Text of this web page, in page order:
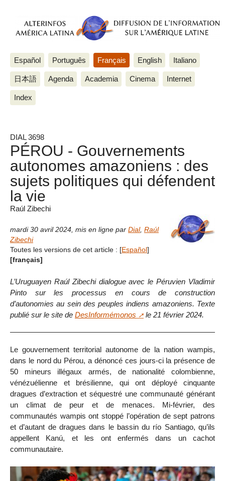
Español Português Français English Italiano
日本語 Agenda Academia Cinema Internet
Index
DIAL 3698
PÉROU - Gouvernements
autonomes amazoniens : des
sujets politiques qui défendent
la vie
Raúl Zibechi
mardi 30 avril 2024 mis en ligne par Dial, Raúl
Zibechi
Toutes les versions de cet article : [Español]
[français]
L’Uruguayen Raúl Zibechi dialogue avec le Péruvien Vladimir
Pinto sur les processus en cours de construction
d’autonomies au sein des peuples indiens amazoniens. Texte
publié sur le site de DesInformémonos le 21 février 2024.
Le gouvernement territorial autonome de la nation wampis,
dans le nord du Pérou, a dénoncé ces jours-ci la présence de
50 mineurs illégaux armés, de nationalité colombienne,
vénézuélienne et brésilienne, qui ont déployé cinquante
dragues d’extraction et séquestré une communauté générant
un climat de peur et de menaces. Mi-février, des
communautés wampis ont stoppé l’opération de sept patrons
et d’autant de dragues dans le bassin du río Santiago, qu’ils
appellent Kanú, et les ont enfermés dans un cachot
communautaire.